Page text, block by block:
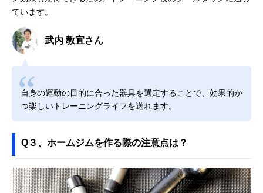
ています。
武内 教宜さん
自身の運動の目的に合った器具を選定することで、効果的か
つ楽しいトレーニングライフを送れます。
Q３、ホームジムを作る際の注意点は？